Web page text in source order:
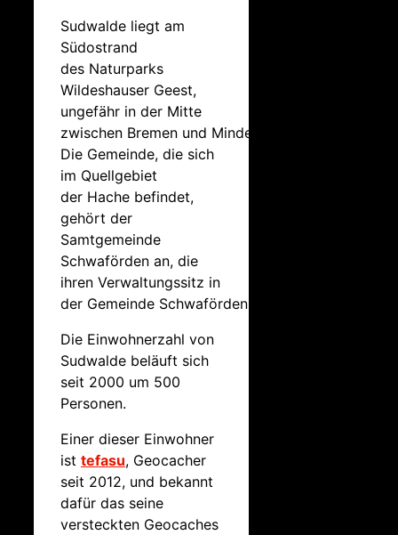
Sudwalde liegt am
Südostrand
des Naturparks
Wildeshauser Geest,
ungefähr in der Mitte
zwischen Bremen und Minden.
Die Gemeinde, die sich
im Quellgebiet
der Hache befindet,
gehört der
Samtgemeinde
Schwaförden an, die
ihren Verwaltungssitz in
der Gemeinde Schwaförden hat.
Die Einwohnerzahl von
Sudwalde beläuft sich
seit 2000 um 500
Personen.
Einer dieser Einwohner
ist tefasu, Geocacher
seit 2012, und bekannt
dafür das seine
versteckten Geocaches